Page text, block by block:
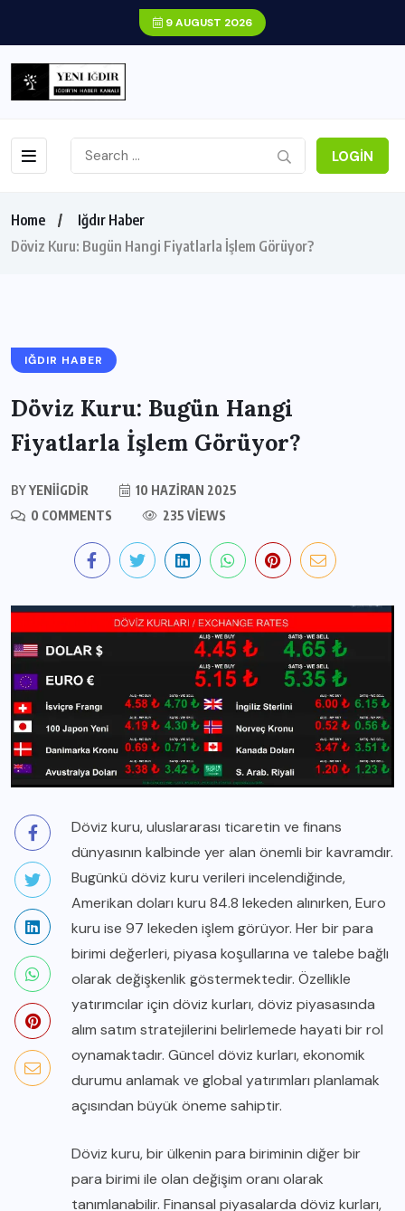
9 AUGUST 2026
LOGIN
Home
Iğdır Haber
Döviz Kuru: Bugün Hangi Fiyatlarla İşlem Görüyor?
IĞDIR HABER
Döviz Kuru: Bugün Hangi
Fiyatlarla İşlem Görüyor?
BYYENIIGDIR
10 HAZIRAN 2025
0 COMMENTS
235 VIEWS
Döviz kuru, uluslararası ticaretin ve finans
dünyasının kalbinde yer alan önemli bir kavramdır.
Bugünkü döviz kuru verileri incelendiğinde,
Amerikan doları kuru 84.8 lekeden alınırken, Euro
kuru ise 97 lekeden işlem görüyor. Her bir para
birimi değerleri, piyasa koşullarına ve talebe bağlı
olarak değişkenlik göstermektedir. Özellikle
yatırımcılar için döviz kurları, döviz piyasasında
alım satım stratejilerini belirlemede hayati bir rol
oynamaktadır. Güncel döviz kurları, ekonomik
durumu anlamak ve global yatırımları planlamak
açısından büyük öneme sahiptir.
Döviz kuru, bir ülkenin para biriminin diğer bir
para birimi ile olan değişim oranı olarak
tanımlanabilir. Finansal piyasalarda döviz kurları,